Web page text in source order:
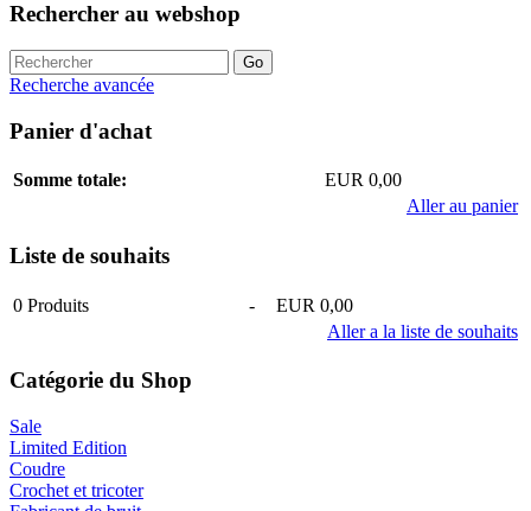
Rechercher au webshop
Recherche avancée
Panier d'achat
Somme totale:
EUR 0,00
Aller au panier
Liste de souhaits
0 Produits -
EUR 0,00
Aller a la liste de souhaits
Catégorie du Shop
Sale
Limited Edition
Coudre
Crochet et tricoter